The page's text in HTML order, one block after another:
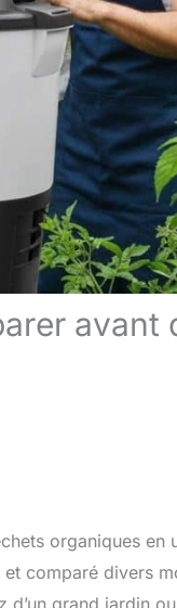
avant
organiques en
comparé divers
grand jardin